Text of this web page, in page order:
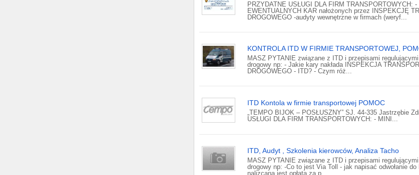
PRZYDATNE USŁUGI DLA FIRM TRANSPORTOWYCH:
EWENTUALNYCH KAR nałożonych przez INSPEKCJĘ
DROGOWEGO -audyty wewnętrzne w firmach (weryf...
KONTROLA ITD W FIRMIE TRANSPORTOWEJ,
MASZ PYTANIE związane z ITD i przepisami
drogowy np: - Jakie kary nakłada INSPEKCJA
DROGOWEGO - ITD? - Czym róż...
ITD Kontola w firmie transportowej POMOC
„TEMPO BIJOK – POSŁUSZNY” SJ. 44-335 Jastrzębie
USŁUGI DLA FIRM TRANSPORTOWYCH: - MINI...
ITD, Audyt , Szkolenia kierowców, Analiza Tacho
MASZ PYTANIE związane z ITD i przepisami
drogowy np: -Co to jest Via Toll - jak napisać odwołanie
nalizcana jest opłata za p...